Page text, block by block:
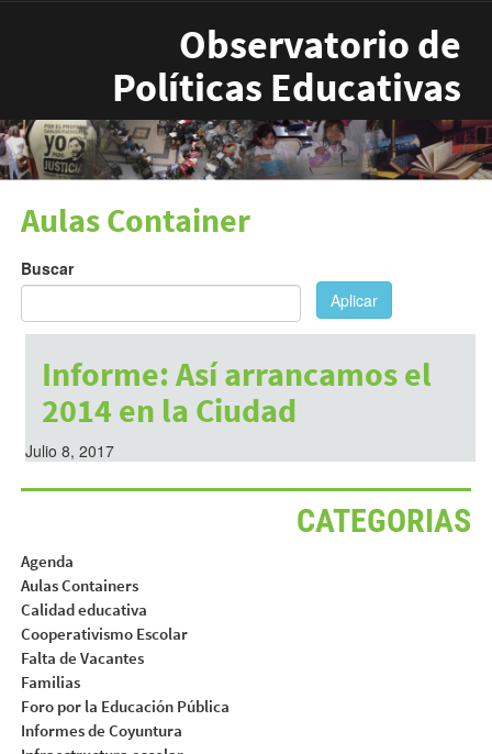
Observatorio de
Políticas Educativas
Aulas Container
Buscar
Aplicar
Informe: Así arrancamos el
2014 en la Ciudad
Julio 8, 2017
CATEGORIAS
Agenda
Aulas Containers
Calidad educativa
Cooperativismo Escolar
Falta de Vacantes
Familias
Foro por la Educación Pública
Informes de Coyuntura